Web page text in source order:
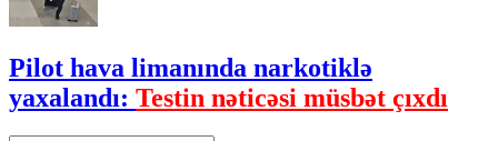
Pilot hava limanında narkotiklə
yaxalandı: Testin nəticəsi müsbət çıxdı